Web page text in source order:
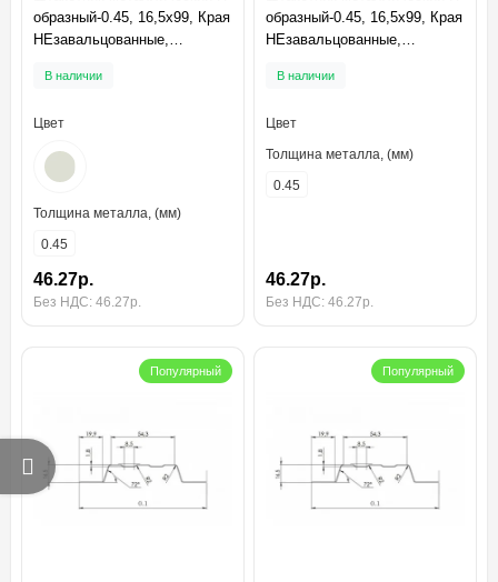
образный-0.45, 16,5х99, Края
НЕзавальцованные,
В наличии
Цвет
Толщина металла, (мм)
0.45
46.27р.
Без НДС: 46.27р.
образный-0.45, 16,5х99, Края
НЕзавальцованные,
В наличии
Цвет
Толщина металла, (мм)
0.45
46.27р.
Без НДС: 46.27р.
Популярный Популярный